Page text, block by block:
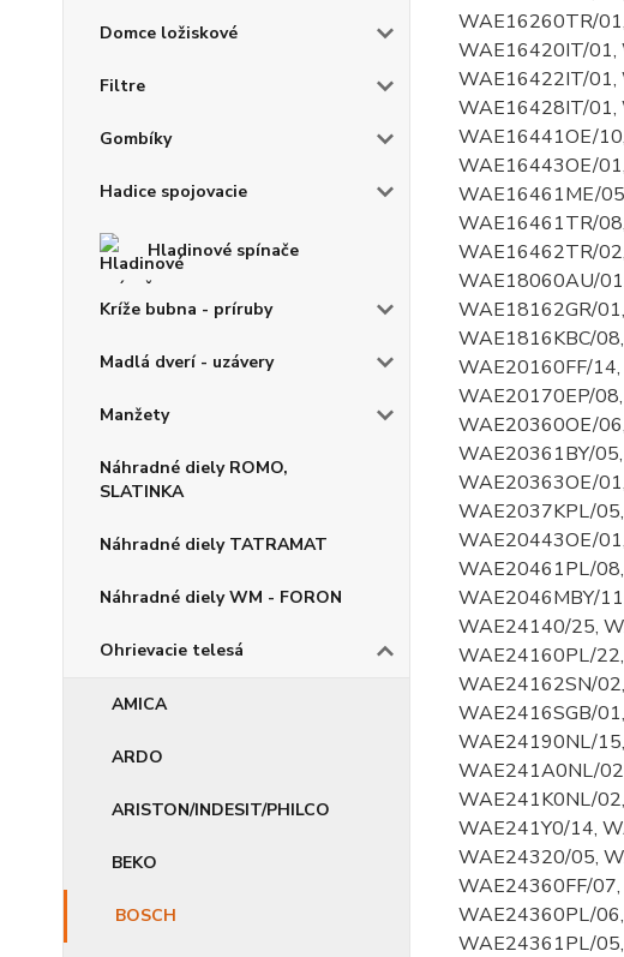
Domce ložiskové
Filtre
Gombíky
Hadice spojovacie
Hladinové spínače
Kríže bubna - príruby
Madlá dverí - uzávery
Manžety
Náhradné diely ROMO,
SLATINKA
Náhradné diely TATRAMAT
Náhradné diely WM - FORON
Ohrievacie telesá
AMICA
ARDO
ARISTON/INDESIT/PHILCO
BEKO
BOSCH